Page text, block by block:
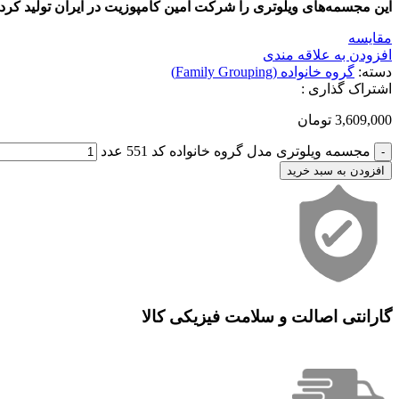
این مجسمه‌های ویلوتری را شرکت امین کامپوزیت در ایران تولید
مقایسه
افزودن به علاقه مندی
دسته: گروه خانواده (Family Grouping)
اشتراک گذاری :
3,609,000 تومان
مجسمه ویلوتری مدل گروه خانواده کد 551 عدد
افزودن به سبد خرید
گارانتی اصالت و سلامت فیزیکی کالا